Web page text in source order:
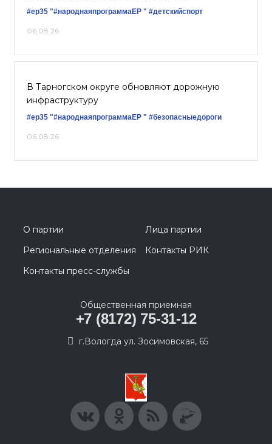
#ер35 "#народнаяпрограммаЕР " #детскийспорт
06.08.26
В Тарногском округе обновляют дорожную
инфраструктуру
#ер35 "#народнаяпрограммаЕР " #безопасныедороги
06.08.26
О партии
Лица партии
Региональные отделения
Контакты РИК
Контакты пресс-службы
Общественная приемная
+7 (8172) 75-31-12
г.Вологда ул. Зосимовская, 65